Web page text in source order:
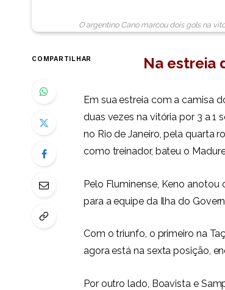
O argentino Cano marcou dois gols na
COMPARTILHAR Na estreia
Em sua estreia com a camisa
duas vezes na vitória por 3 a 1
no Rio de Janeiro, pela quarta
como treinador, bateu o
Pelo Fluminense, Keno
para a equipe da Ilha do
Com o triunfo, o primeiro na
agora está na sexta posição,
Por outro lado, Boavista e